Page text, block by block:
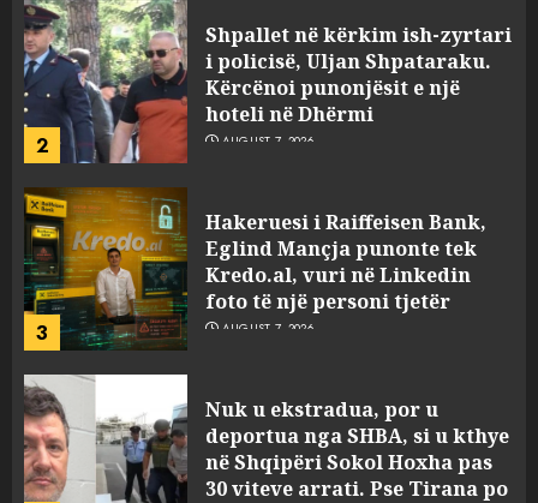
3
Hakeruesi i Raiffeisen Bank,
Eglind Mançja punonte tek
Kredo.al, vuri në Linkedin
foto të një personi tjetër
AUGUST 7, 2026
4
Nuk u ekstradua, por u
deportua nga SHBA, si u kthye
në Shqipëri Sokol Hoxha pas
30 viteve arrati. Pse Tirana po
i kërkon ndihmë Brukselit
U nisën drejt Gjermanisë pas
pushimeve në Kosovë, humbin
jetën në aksident tre anëtarët
e familjes!